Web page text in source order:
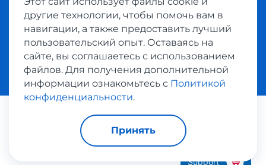
Политика конфиденциальности
Условия использования сервисом выкупа товаров
Платежные системы:
другие технологии, чтобы помочь вам в
навигации, а также предоставить лучший
пользовательский опыт. Оставаясь на
сайте, вы соглашаетесь с использованием
файлов. Для получения дополнительной
информации ознакомьтесь с Политикой
конфиденциальности.
Принять
Support